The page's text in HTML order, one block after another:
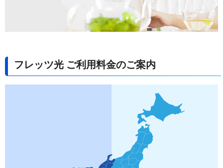
フレッツ光 ご利用料金のご案内